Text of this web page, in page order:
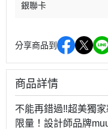
銀聯卡
分享商品到
商品詳情
不能再錯過‼️超美獨
限量！設計師品牌